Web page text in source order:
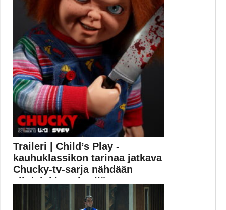
Traileri | Child’s Play -
kauhuklassikon tarinaa jatkava
Chucky-tv-sarja nähdään
vihdoinkin syksyllä
Murhaajanukke Chucky saa oman tv-sarjansa. SYFY-
kanava on julkaissut...